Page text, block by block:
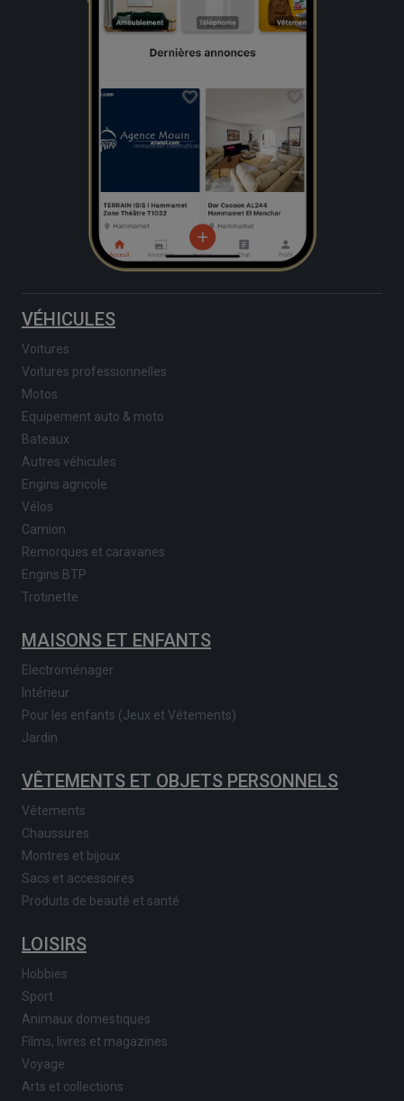
VÉHICULES
Voitures
Voitures professionnelles
Motos
Equipement auto & moto
Bateaux
Autres véhicules
Engins agricole
Vélos
Camion
Remorques et caravanes
Engins BTP
Trotinette
MAISONS ET ENFANTS
Electroménager
Intérieur
Pour les enfants (Jeux et Vêtements)
Jardin
VÊTEMENTS ET OBJETS PERSONNELS
Vêtements
Chaussures
Montres et bijoux
Sacs et accessoires
Produits de beauté et santé
LOISIRS
Hobbies
Sport
Animaux domestiques
Films, livres et magazines
Voyage
Arts et collections